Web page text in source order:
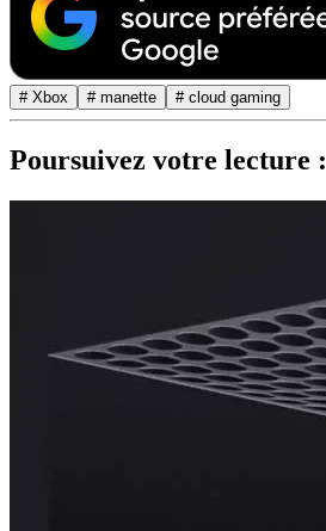
# Xbox # manette # cloud gaming
Poursuivez votre lecture :